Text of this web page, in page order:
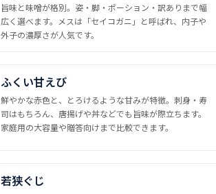
旨味と味噌が格別。姿・脚・ポーション・訳ありまで幅
広く選べます。メスは「セイコガニ」と呼ばれ、内子や
外子の濃厚さが人気です。
ふくい甘えび
鮮やかな赤色と、とろけるような甘みが特徴。刺身・寿
司はもちろん、唐揚げや丼などでも旨味が際立ちます。
家庭用の大容量や贈答向けまで比較できます。
若狭ぐじ